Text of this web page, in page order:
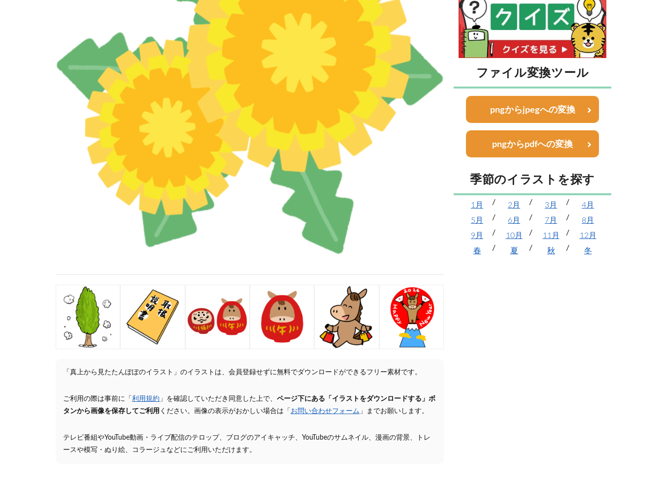
「真上から見たたんぽぽのイラスト」のイラストは、会員登録せずに無料でダウンロードができるフリー素材です。
ご利用の際は事前に「 利用規約 」を確認していただき同意した上で、 ページ下にある「イラストをダウンロードする」ボ
タンから画像を保存してご利用 ください。画像の表示がおかしい場合は「 お問い合わせフォーム 」までお願いします。
テレビ番組やYouTube動画・ライブ配信のテロップ、ブログのアイキャッチ、YouTubeのサムネイル、漫画の背景、トレ
ースや模写・ぬり絵、コラージュなどにご利用いただけます。
ファイル変換ツール
pngからjpegへの変換
pngからpdfへの変換
季節のイラストを探す
1月 2月 3月
4月
5月
6月 7月
8月
9月
10月 11月
12月
春
夏 秋 冬